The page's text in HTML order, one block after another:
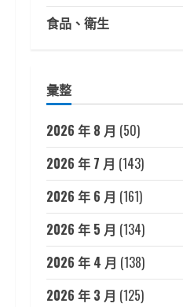
食品、衛生
彙整
2026 年 8 月 (50)
2026 年 7 月 (143)
2026 年 6 月 (161)
2026 年 5 月 (134)
2026 年 4 月 (138)
2026 年 3 月 (125)